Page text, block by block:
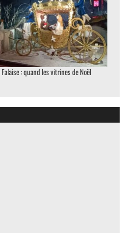
: quand les vitrines de Noël